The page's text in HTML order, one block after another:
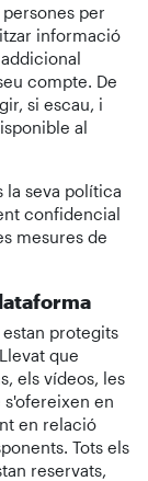
per
informació
compte. De
si escau, i
al
la seva política
confidencial
mesures de
protegits
que
els vídeos, les
en
en relació
Tots els
reservats,